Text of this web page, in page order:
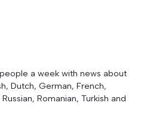
a week with news about
Dutch, German, French,
Romanian, Turkish and